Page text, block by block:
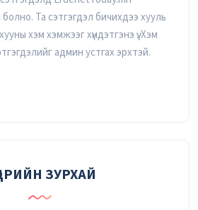
болно. Та сэтгэгдэл бичихдээ хууль
хэм хэмжээг хүндэтгэнэ үү. Хэм
админ устгах эрхтэй.
ЗУРХАЙ